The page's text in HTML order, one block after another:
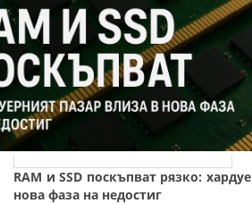
RAM и SSD поскъпват рязко:
нова фаза на недостиг